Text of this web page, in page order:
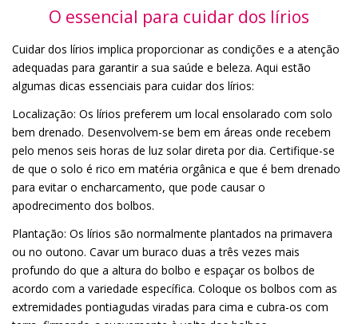
O essencial para cuidar dos lírios
Cuidar dos lírios implica proporcionar as condições e a atenção
adequadas para garantir a sua saúde e beleza. Aqui estão
algumas dicas essenciais para cuidar dos lírios:
Localização: Os lírios preferem um local ensolarado com solo
bem drenado. Desenvolvem-se bem em áreas onde recebem
pelo menos seis horas de luz solar direta por dia. Certifique-se
de que o solo é rico em matéria orgânica e que é bem drenado
para evitar o encharcamento, que pode causar o
apodrecimento dos bolbos.
Plantação: Os lírios são normalmente plantados na primavera
ou no outono. Cavar um buraco duas a três vezes mais
profundo do que a altura do bolbo e espaçar os bolbos de
acordo com a variedade específica. Coloque os bolbos com as
extremidades pontiagudas viradas para cima e cubra-os com